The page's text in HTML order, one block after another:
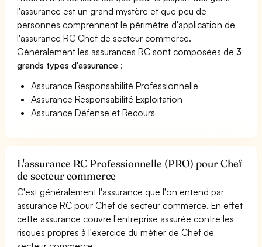
l'assurance est un grand mystère et que peu de
personnes comprennent le périmètre d'application de
l'assurance RC Chef de secteur commerce.
Généralement les assurances RC sont composées de3
grands types d'assurance :
Assurance Responsabilité Professionnelle
Assurance Responsabilité Exploitation
Assurance Défense et Recours
L'assurance RC Professionnelle (PRO) pour Chef
de secteur commerce
C'est généralement l'assurance que l'on entend par
assurance RC pour Chef de secteur commerce. En effet
cette assurance couvre l'entreprise assurée contre les
risques propres à l'exercice du métier de Chef de